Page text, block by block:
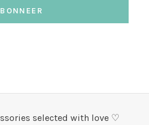
selected with love ♡